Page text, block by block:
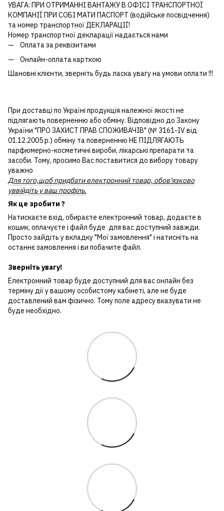
УВАГА: ПРИ ОТРИМАННІ ВАНТАЖУ В ОФІСІ ТРАНСПОРТНОЇ
КОМПАНІЇ ПРИ СОБІ МАТИ ПАСПОРТ (водійське посвідчення)
та номер транспортної ДЕКЛАРАЦІЇ!
Номер транспортної декларації надається нами
Оплата за реквізитами
Онлайн-оплата карткою
Шановні клієнти, зверніть будь ласка увагу на умови оплати !!!
При доставці по Україні продукція належної якості не
підлягають поверненню або обміну. Відповідно до Закону
України "ПРО ЗАХИСТ ПРАВ СПОЖИВАЧІВ" (№ 3161-IV від
01.12.2005 р.) обміну та поверненню НЕ ПІДЛЯГАЮТЬ
парфюмерно-косметичні вироби, лікарські препарати та
засоби. Тому, просимо Вас поставитися до вибору товару
уважно
Для того,щоб придбати електронний товар, обов'язково
уввійдіть у ваш профіль.
Як це зробити ?
Натискаєте вхід, обираєте електронний товар, додаєте в
кошик, оплачуєте і файл буде для вас доступний завжди.
Просто зайдіть у вкладку "Мої замовлення" і натисніть на
останнє замовлення і ви побачите файл.
Зверніть увагу!
Електронний товар буде доступний для вас онлайн без
терміну дії у вашому особистому кабінеті, але не буде
доставлений вам фізично. Тому поле адресу вказувати не
буде необхідно.